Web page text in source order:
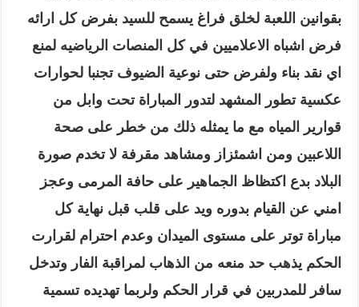
بقوانين اللعبة لخلق فراغ يسمح للسيد بفرض كل ارائه
فرض اشباه الاعلاميين في كل المنصات الرياضيه لمنع
اي نقد بناء ولفرض حتى نوعية الضيوف تجنبا لحوارات
عكسية تطور المشهد لتدور المباراة تحت وابل من
قوارير المياه مع ما يمثله ذلك من خطر على صحة
اللاعبين ومن اشمئزاز ومشاهد مقرفة لا تخدم صورة
البلاد بدع اكتظاظ الجماهير على حافة المرمى وعجز
امني عن القيام بدوره ويد على قلب قبل نهاية كل
مباراة توتر على مستوى الميدان وعدم احترام لقرارت
الحكم يذهب حد منعه من الذهاب لمراقبة الفار وتدخل
سافر للمدربين في قرار الحكم ولربما تهديده تسمية